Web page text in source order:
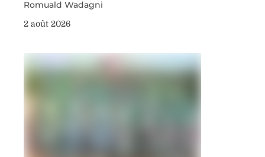
Romuald Wadagni
2 août 2026